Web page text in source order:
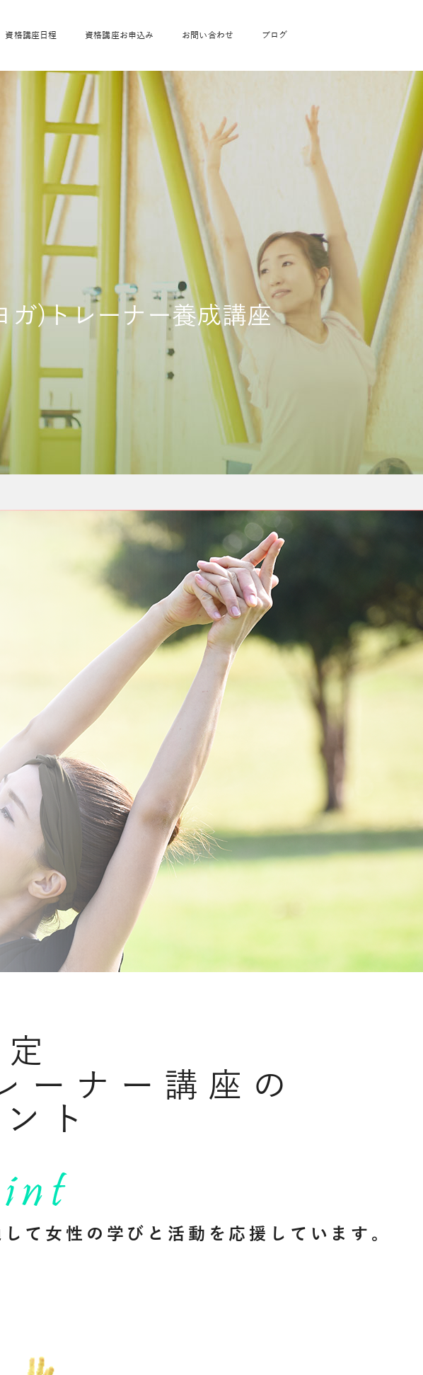
ガ)トレーナー養成講座
開業サポート
トップメインに戻る
全米ヨガRYT200
骨盤スリムヨガ®通学
ベビーヨガ＆ママヨガ通学
リトル＆キッズヨガ通学
エモーションヨガ®通学
ベビーマッサージ通学
美ママピラティス通学
フローヨガ1DAY講座
ベビママピラティス1DAY講座
ヨガ資格講座価格の一覧表
リトル＆キッズヨガ通信
ヨガ資格講座価格の一覧表
卒業生の声
マタニティヨガ
産後ヨガ
ベビママヨガ
キッズヨガ
ベビーチャクラマッサージ
toysrus無料体験会
babypark無料体験会
アクサ生命無料体験会
JAHAnavi Lesson
資格講座日程
ベビーマッサー
ジ
オンライン講座
資格講座お申込み お問い合わせ ブログ
ーナー講座の
ト
て女性の学びと活動を応援しています。